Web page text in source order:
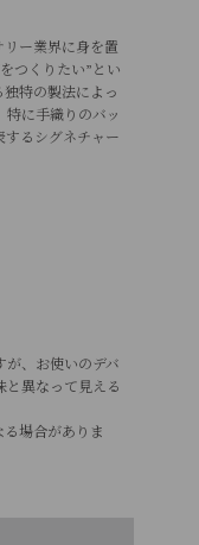
ー業界に身を置
つくりたい”とい
特の製法によっ
に手織りのバッ
するシグネチャー
、お使いのデバ
と異なって見える
場合がありま